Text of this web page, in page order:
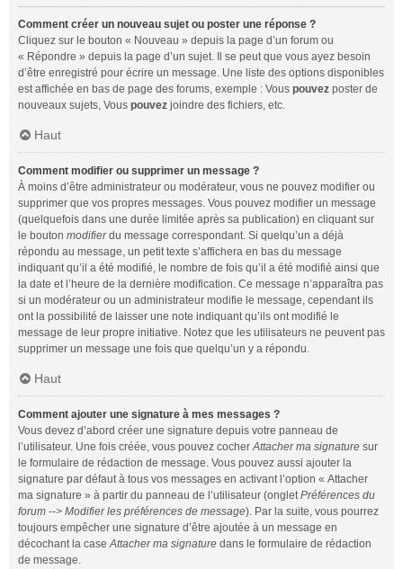
Comment créer un nouveau sujet ou poster une réponse ?
Cliquez sur le bouton « Nouveau » depuis la page d’un forum ou
« Répondre » depuis la page d’un sujet. Il se peut que vous ayez besoin
d’être enregistré pour écrire un message. Une liste des options disponibles
est affichée en bas de page des forums, exemple : Vous pouvez poster de
nouveaux sujets, Vous pouvez joindre des fichiers, etc.
Haut
Comment modifier ou supprimer un message ?
À moins d’être administrateur ou modérateur, vous ne pouvez modifier ou
supprimer que vos propres messages. Vous pouvez modifier un message
(quelquefois dans une durée limitée après sa publication) en cliquant sur
le bouton modifierdu message correspondant. Si quelqu’un a déjà
répondu au message, un petit texte s’affichera en bas du message
indiquant qu’il a été modifié, le nombre de fois qu’il a été modifié ainsi que
la date et l’heure de la dernière modification. Ce message n’apparaîtra pas
si un modérateur ou un administrateur modifie le message, cependant ils
ont la possibilité de laisser une note indiquant qu’ils ont modifié le
message de leur propre initiative. Notez que les utilisateurs ne peuvent pas
supprimer un message une fois que quelqu’un y a répondu.
Haut
Comment ajouter une signature à mes messages ?
Vous devez d’abord créer une signature depuis votre panneau de
l’utilisateur. Une fois créée, vous pouvez cocherAttacher ma signature sur
le formulaire de rédaction de message. Vous pouvez aussi ajouter la
signature par défaut à tous vos messages en activant l’option « Attacher
ma signature » à partir du panneau de l’utilisateur (ongletPréférences du
forum --> Modifier les préférences de message). Par la suite, vous pourrez
toujours empêcher une signature d’être ajoutée à un message en
décochant la caseAttacher ma signature dans le formulaire de rédaction
de message.